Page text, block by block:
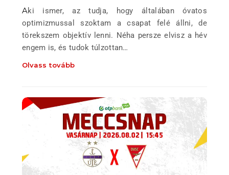
Aki ismer, az tudja, hogy általában óvatos
optimizmussal szoktam a csapat felé állni, de
törekszem objektív lenni. Néha persze elvisz a hév
engem is, és tudok túlzottan…
Olvass tovább